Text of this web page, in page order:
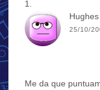
Hughes
25/10/
Me da que